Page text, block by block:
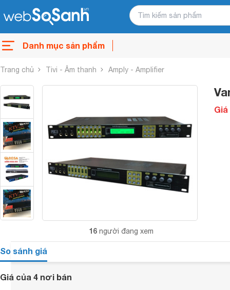
Danh mục sản phẩm
Trang chủ Tivi - Âm thanh Amply - Amplifier
16 người đang xem
Giá
So sánh giá
Giá của 4 nơi bán